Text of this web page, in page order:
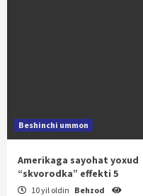
Beshinchi ummon
Amerikaga sayohat yoxud
“skvorodka” effekti 5
10 yil oldin Behzod